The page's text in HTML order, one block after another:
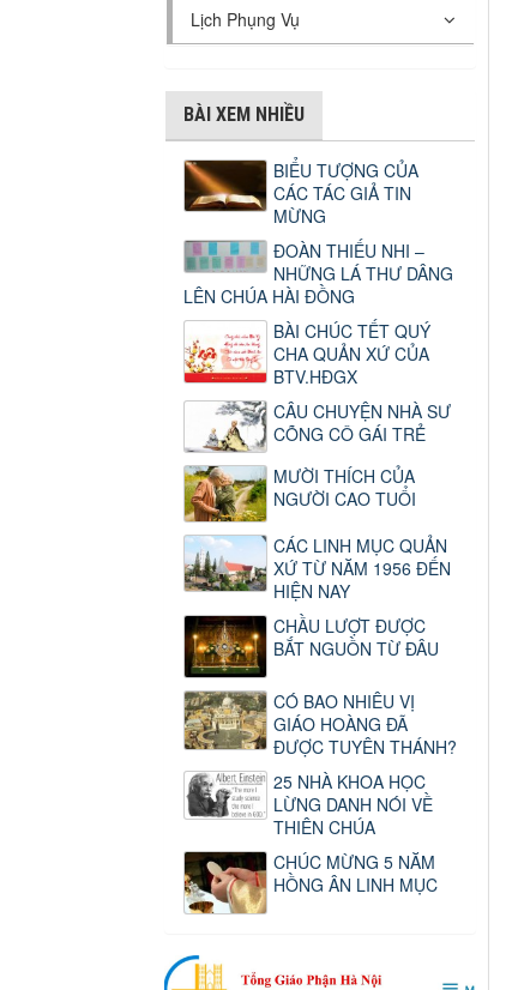
Lịch Phụng Vụ
BÀI XEM NHIỀU
BIỂU TƯỢNG CỦA
CÁC TÁC GIẢ TIN
MỪNG
ĐOÀN THIẾU NHI –
NHỮNG LÁ THƯ DÂNG
LÊN CHÚA HÀI ĐỒNG
BÀI CHÚC TẾT QUÝ
CHA QUẢN XỨ CỦA
BTV.HĐGX
CÂU CHUYỆN NHÀ SƯ
CÕNG CÔ GÁI TRẺ
MƯỜI THÍCH CỦA
NGƯỜI CAO TUỔI
CÁC LINH MỤC QUẢN
XỨ TỪ NĂM 1956 ĐẾN
HIỆN NAY
CHẦU LƯỢT ĐƯỢC
BẮT NGUỒN TỪ ĐÂU
CÓ BAO NHIÊU VỊ
GIÁO HOÀNG ĐÃ
ĐƯỢC TUYÊN THÁNH?
25 NHÀ KHOA HỌC
LỪNG DANH NÓI VỀ
THIÊN CHÚA
CHÚC MỪNG 5 NĂM
HỒNG ÂN LINH MỤC